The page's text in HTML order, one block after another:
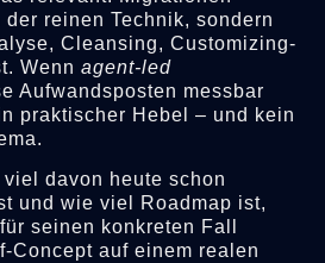
reinen Technik, sondern
Cleansing, Customizing-
Wennagent-led
Aufwandsposten messbar
praktischer Hebel – und kein
davon heute schon
und wie viel Roadmap ist,
seinen konkreten Fall
Concept auf einem realen